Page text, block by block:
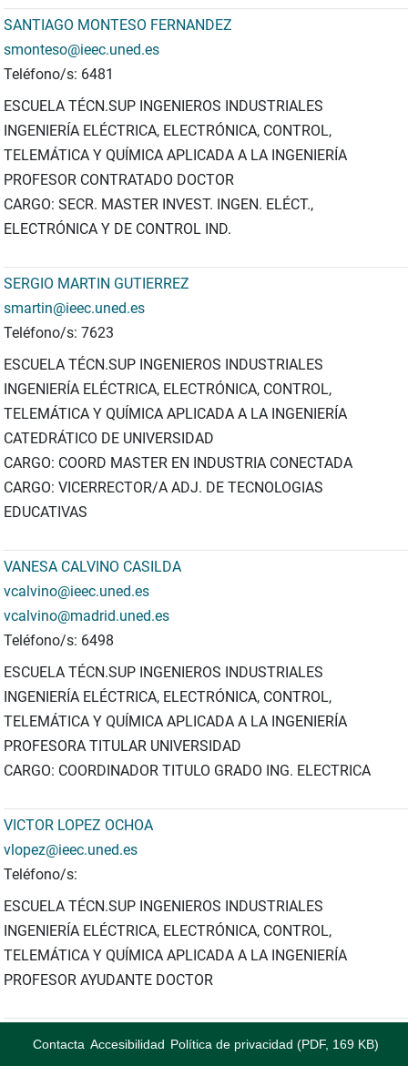
SANTIAGO MONTESO FERNANDEZ
smonteso@ieec.uned.es
Teléfono/s: 6481
ESCUELA TÉCN.SUP INGENIEROS INDUSTRIALES
INGENIERÍA ELÉCTRICA, ELECTRÓNICA, CONTROL,
TELEMÁTICA Y QUÍMICA APLICADA A LA INGENIERÍA
PROFESOR CONTRATADO DOCTOR
CARGO: SECR. MASTER INVEST. INGEN. ELÉCT.,
ELECTRÓNICA Y DE CONTROL IND.
SERGIO MARTIN GUTIERREZ
smartin@ieec.uned.es
Teléfono/s: 7623
ESCUELA TÉCN.SUP INGENIEROS INDUSTRIALES
INGENIERÍA ELÉCTRICA, ELECTRÓNICA, CONTROL,
TELEMÁTICA Y QUÍMICA APLICADA A LA INGENIERÍA
CATEDRÁTICO DE UNIVERSIDAD
CARGO: COORD MASTER EN INDUSTRIA CONECTADA
CARGO: VICERRECTOR/A ADJ. DE TECNOLOGIAS
EDUCATIVAS
VANESA CALVINO CASILDA
vcalvino@ieec.uned.es
vcalvino@madrid.uned.es
Teléfono/s: 6498
ESCUELA TÉCN.SUP INGENIEROS INDUSTRIALES
INGENIERÍA ELÉCTRICA, ELECTRÓNICA, CONTROL,
TELEMÁTICA Y QUÍMICA APLICADA A LA INGENIERÍA
PROFESORA TITULAR UNIVERSIDAD
CARGO: COORDINADOR TITULO GRADO ING. ELECTRICA
VICTOR LOPEZ OCHOA
vlopez@ieec.uned.es
Teléfono/s:
ESCUELA TÉCN.SUP INGENIEROS INDUSTRIALES
INGENIERÍA ELÉCTRICA, ELECTRÓNICA, CONTROL,
TELEMÁTICA Y QUÍMICA APLICADA A LA INGENIERÍA
PROFESOR AYUDANTE DOCTOR
Contacta Accesibilidad Política de privacidad (PDF, 169 KB)